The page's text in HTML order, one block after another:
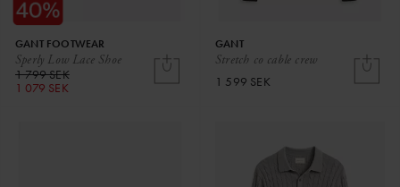
Sperly Low Lace Shoe
GANT FOOTWEAR
1 799 SEK
1 079 SEK
Stretch co cable crew
GANT
1 599 SEK